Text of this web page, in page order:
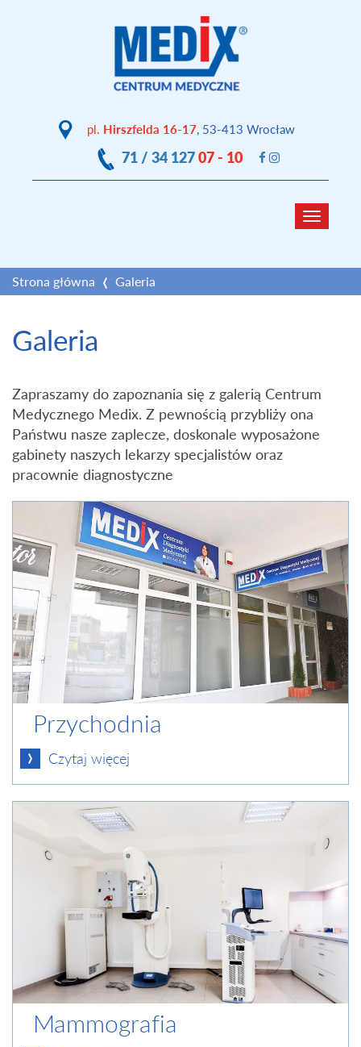
pl. Hirszfelda 16-17, 53-413 Wrocław
71 / 34 12707 - 10
Toggle
Strona główna Galeria
Galeria
Zapraszamy do zapoznania się z galerią Centrum
Medycznego Medix. Z pewnością przybliży ona
Państwu nasze zaplecze, doskonale wyposażone
gabinety naszych lekarzy specjalistów oraz
pracownie diagnostyczne
Przychodnia
Czytaj więcej
Mammografia